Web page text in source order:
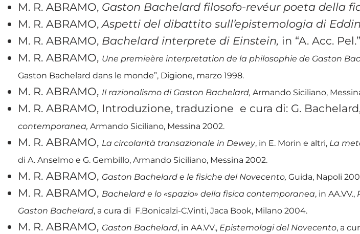
M. R. ABRAMO, Gaston Bachelard filosofo-revéur poeta della
M. R. ABRAMO,Aspetti del dibattito sull’epistemologia di
M. R. ABRAMO, Bachelard interprete di Einstein, in “A. Acc.
M. R. ABRAMO, Une premieère interpretation de la philosophie de Gaston
Gaston Bachelard dans le monde”, Digione, marzo 1998.
M. R. ABRAMO, Il razionalismo di Gaston Bachelard,Armando Siciliano,
M. R. ABRAMO, Introduzione, traduzione e cura di: G.
contemporanea,Armando Siciliano, Messina 2002.
M. R. ABRAMO, La circolarità transazionale in Dewey, in E. Morin e altri, La
di A. Anselmo e G. Gembillo, Armando Siciliano, Messina 2002.
M. R. ABRAMO, Gaston Bachelard e le fisiche del Novecento,Guida, Napoli
M. R. ABRAMO, Bachelard e lo «spazio» della fisica contemporanea, in AA.VV.,
Gaston Bachelard, a cura di F.Bonicalzi-C.Vinti, Jaca Book, Milano 2004.
M. R. ABRAMO, Gaston Bachelard, in AA.VV., Epistemologi del Novecento, a